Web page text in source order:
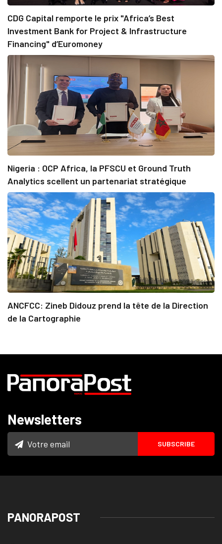
CDG Capital remporte le prix "Africa’s Best
Investment Bank for Project & Infrastructure
Financing" d’Euromoney
Nigeria : OCP Africa, la PFSCU et Ground Truth
Analytics scellent un partenariat stratégique
ANCFCC: Zineb Didouz prend la tête de la Direction
de la Cartographie
Newsletters
PANORAPOST